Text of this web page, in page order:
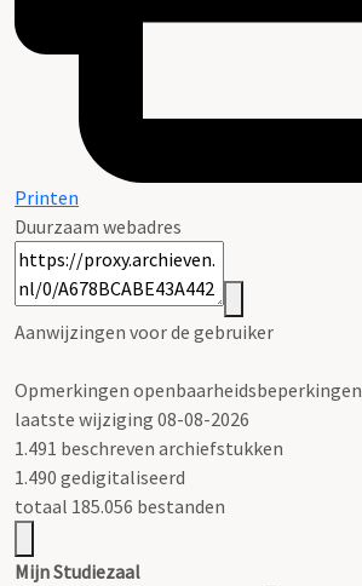
Printen
Duurzaam webadres
Aanwijzingen voor de gebruiker
Opmerkingen openbaarheidsbeperkingen
laatste wijziging 08-08-2026
1.491 beschreven archiefstukken
1.490 gedigitaliseerd
totaal 185.056 bestanden
Mijn Studiezaal